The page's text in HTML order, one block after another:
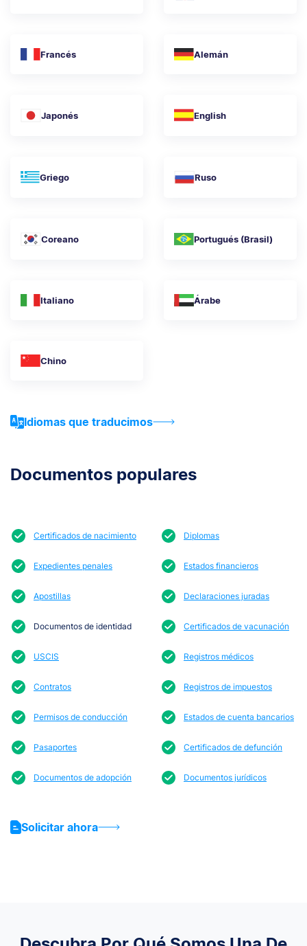
Francés Alemán
Japonés English
Griego Ruso
Coreano Portugués (Brasil)
Italiano Árabe
Chino
Idiomas que traducimos
Documentos populares
Certificados de nacimiento Diplomas
Expedientes penales Estados financieros
Apostillas Declaraciones juradas
Documentos de identidad Certificados de vacunación
USCIS Registros médicos
Contratos Registros de impuestos
Permisos de conducción Estados de cuenta bancarios
Pasaportes Certificados de defunción
Documentos de adopción Documentos jurídicos
Solicitar ahora